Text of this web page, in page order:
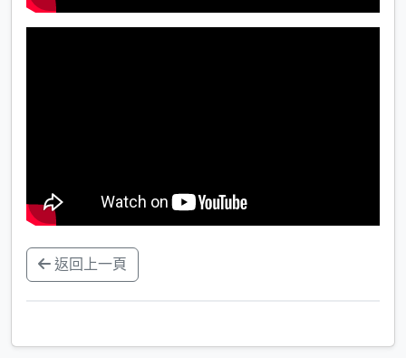
返回上一頁